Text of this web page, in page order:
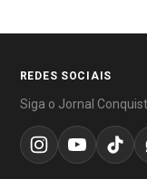
REDES SOCIAIS
Siga o Jornal